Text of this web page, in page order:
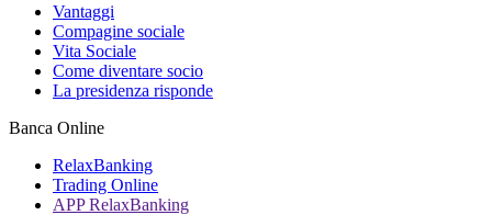
Vantaggi
Compagine sociale
Vita Sociale
Come diventare socio
La presidenza risponde
Banca Online
RelaxBanking
Trading Online
APP RelaxBanking